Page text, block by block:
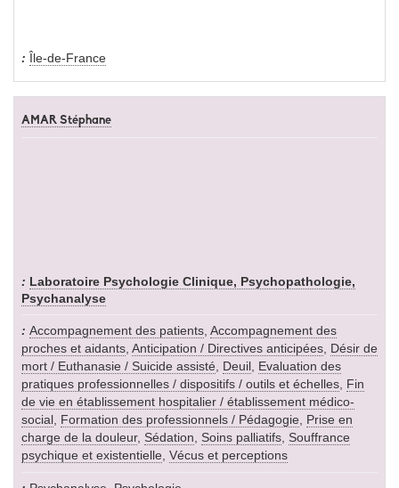
Île-de-France
AMAR Stéphane
Laboratoire Psychologie Clinique, Psychopathologie,
Psychanalyse
Accompagnement des patients Accompagnement des
proches et aidants Anticipation / Directives anticipées Désir de
mort / Euthanasie / Suicide assisté
Deuil Evaluation des
pratiques professionnelles / dispositifs / outils et échelles Fin
de vie en établissement hospitalier / établissement médico-
social Formation des professionnels / Pédagogie
Prise en
charge de la douleur, Sédation Soins palliatifs Souffrance
psychique et existentielle Vécus et perceptions